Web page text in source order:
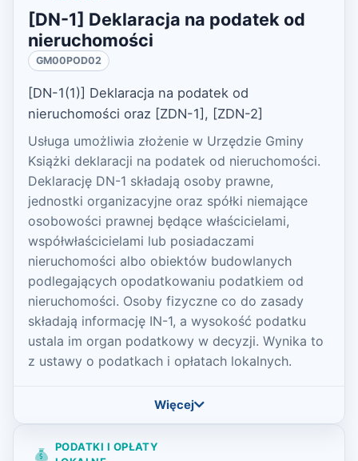
[DN-1] Deklaracja na podatek od
nieruchomości
GM00POD02
[DN-1(1)] Deklaracja na podatek od
nieruchomości oraz [ZDN-1], [ZDN-2]
Usługa umożliwia złożenie w Urzędzie Gminy
Książki deklaracji na podatek od nieruchomości.
Deklarację DN-1 składają osoby prawne,
jednostki organizacyjne oraz spółki niemające
osobowości prawnej będące właścicielami,
współwłaścicielami lub posiadaczami
nieruchomości albo obiektów budowlanych
podlegających opodatkowaniu podatkiem od
nieruchomości. Osoby fizyczne co do zasady
składają informację IN-1, a wysokość podatku
ustala im organ podatkowy w decyzji. Wynika to
z ustawy o podatkach i opłatach lokalnych.
Więcej
PODATKI I OPŁATY